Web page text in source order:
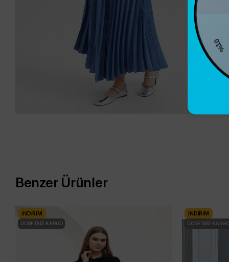
Benzer Ürünler
İNDIRIM
ÜCRETSIZ KARGO
İNDIRIM
ÜCRETSIZ KARGO